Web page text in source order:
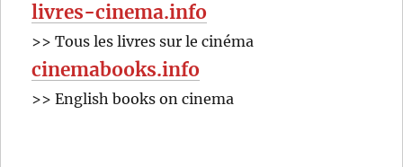
livres-cinema.info
>> Tous les livres sur le cinéma
cinemabooks.info
>> English books on cinema